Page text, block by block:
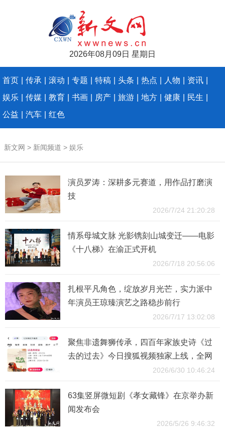
2026年08月09日 星期日
首页 传承 滚动 专题 特稿 头条 热点 人物 资讯
娱乐
传媒 教育 书画 房产 旅游 地方 健康 民生
公益
汽车 红色
新文网 > 新闻频道 > 娱乐
演员罗涛：深耕多元赛道，用作品打磨演
技
2026/7/24 21:20:28
情系母城文脉 光影镌刻山城变迁——电影
《十八梯》在渝正式开机
2026/7/18 20:56:06
扎根平凡角色，绽放岁月光芒，实力派中
年演员王琼臻演艺之路稳步前行
2026/7/17 13:02:08
聚焦非遗舞狮传承，四百年家族史诗《过
去的过去》今日搜狐视频独家上线，全网
2026/6/30 10:46:24
63集竖屏微短剧《孝女藏锋》在京举办新
闻发布会
2026/5/26 9:46:32